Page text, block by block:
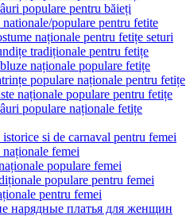
populare pentru băieți
nationale/populare pentru fetite
naționale pentru fetițe seturi
tradiționale pentru fetițe
naționale populare fetițe
populare naționale pentru fetițe
naționale populare pentru fetițe
populare naționale fetițe
istorice si de carnaval pentru femei
naționale femei
populare femei
populare pentru femei
pentru femei
нарядные платья для женщин